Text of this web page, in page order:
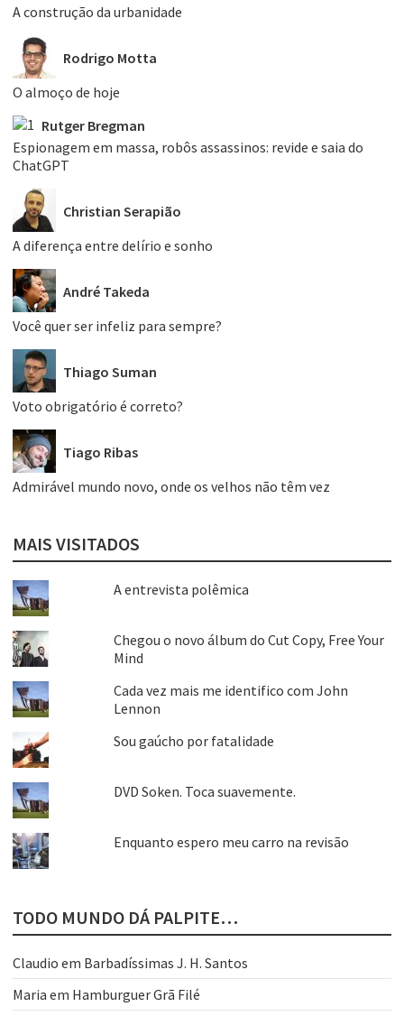
A construção da urbanidade
Rodrigo Motta
O almoço de hoje
Rutger Bregman
Espionagem em massa, robôs assassinos: revide e saia do
ChatGPT
Christian Serapião
A diferença entre delírio e sonho
André Takeda
Você quer ser infeliz para sempre?
Thiago Suman
Voto obrigatório é correto?
Tiago Ribas
Admirável mundo novo, onde os velhos não têm vez
MAIS VISITADOS
A entrevista polêmica
Chegou o novo álbum do Cut Copy, Free Your
Mind
Cada vez mais me identifico com John
Lennon
Sou gaúcho por fatalidade
DVD Soken. Toca suavemente.
Enquanto espero meu carro na revisão
TODO MUNDO DÁ PALPITE…
Claudio em Barbadíssimas J. H. Santos
Maria em Hamburguer Grã Filé